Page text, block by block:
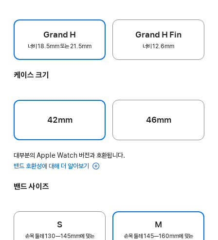
Grand H
너비 18.5mm 또는 21.5mm
Grand H Fin
너비 12.6mm
케이스 크기
42mm 46mm
대부분의 Apple Watch 버전과 호환됩니다.
밴드 호환성에 대해 더 알아보기
밴드 사이즈
S
손목 둘레 130—145mm에 맞는
M
손목 둘레 145—160mm에 맞는